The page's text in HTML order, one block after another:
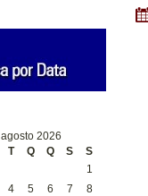
agosto 2026
T Q Q S
S
1
4 5 6 7
8